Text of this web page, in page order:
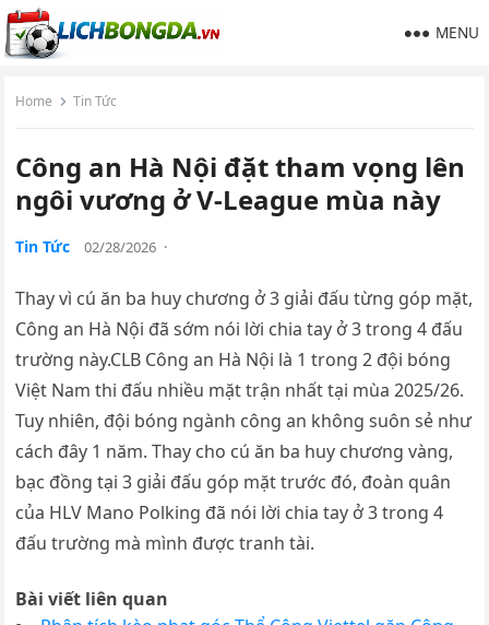
MENU
Home Tin Tức
Công an Hà Nội đặt tham vọng lên
ngôi vương ở V-League mùa này
Tin Tức 02/28/2026 ·
Thay vì cú ăn ba huy chương ở 3 giải đấu từng góp mặt,
Công an Hà Nội đã sớm nói lời chia tay ở 3 trong 4 đấu
trường này.CLB Công an Hà Nội là 1 trong 2 đội bóng
Việt Nam thi đấu nhiều mặt trận nhất tại mùa 2025/26.
Tuy nhiên, đội bóng ngành công an không suôn sẻ như
cách đây 1 năm. Thay cho cú ăn ba huy chương vàng,
bạc đồng tại 3 giải đấu góp mặt trước đó, đoàn quân
của HLV Mano Polking đã nói lời chia tay ở 3 trong 4
đấu trường mà mình được tranh tài.
Bài viết liên quan